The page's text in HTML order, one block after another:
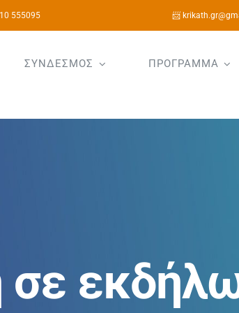
555095 📨
ΣΥΝΔΕΣΜΟΣ ΠΡΟΓΡΑΜΜΑ
σε